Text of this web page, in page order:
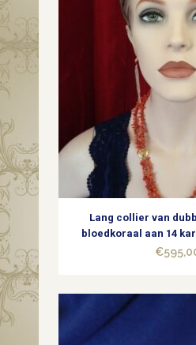
1960
quantity
Lang collier van
bloedkoraal aan 14
€